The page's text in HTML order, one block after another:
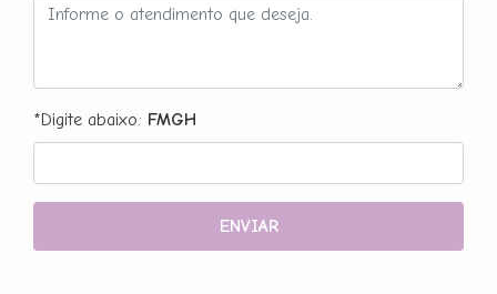
*Digite abaixo: FMGH
ENVIAR